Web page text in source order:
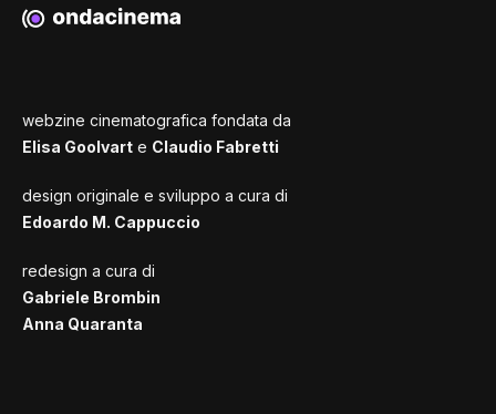
webzine cinematografica fondata da
Elisa Goolvart e Claudio Fabretti
design originale e sviluppo a cura di
Edoardo M. Cappuccio
redesign a cura di
Gabriele Brombin
Anna Quaranta